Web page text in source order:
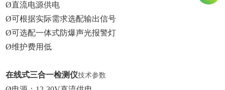
Ø直流电源供电
Ø可根据实际需求选配输出信号
Ø可选配一体式防爆声光报警灯
Ø维护费用低
在线式三合一检测仪技术参数